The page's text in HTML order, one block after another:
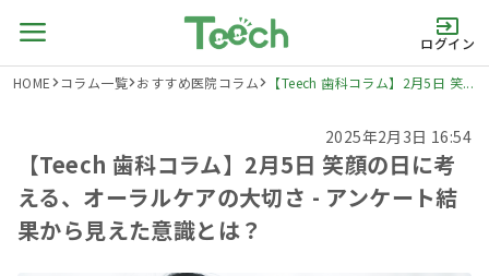
ログイン
HOME コラム一覧 おすすめ医院コラム 【Teech 歯科コラム】2月5日 笑...
2025年2月3日 16:54
【Teech 歯科コラム】2月5日 笑顔の日に考
える、オーラルケアの大切さ - アンケート結
果から見えた意識とは？